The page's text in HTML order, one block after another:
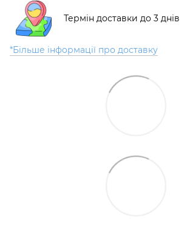
Термін доставки до 3 днів
*Більше інформації про доставку